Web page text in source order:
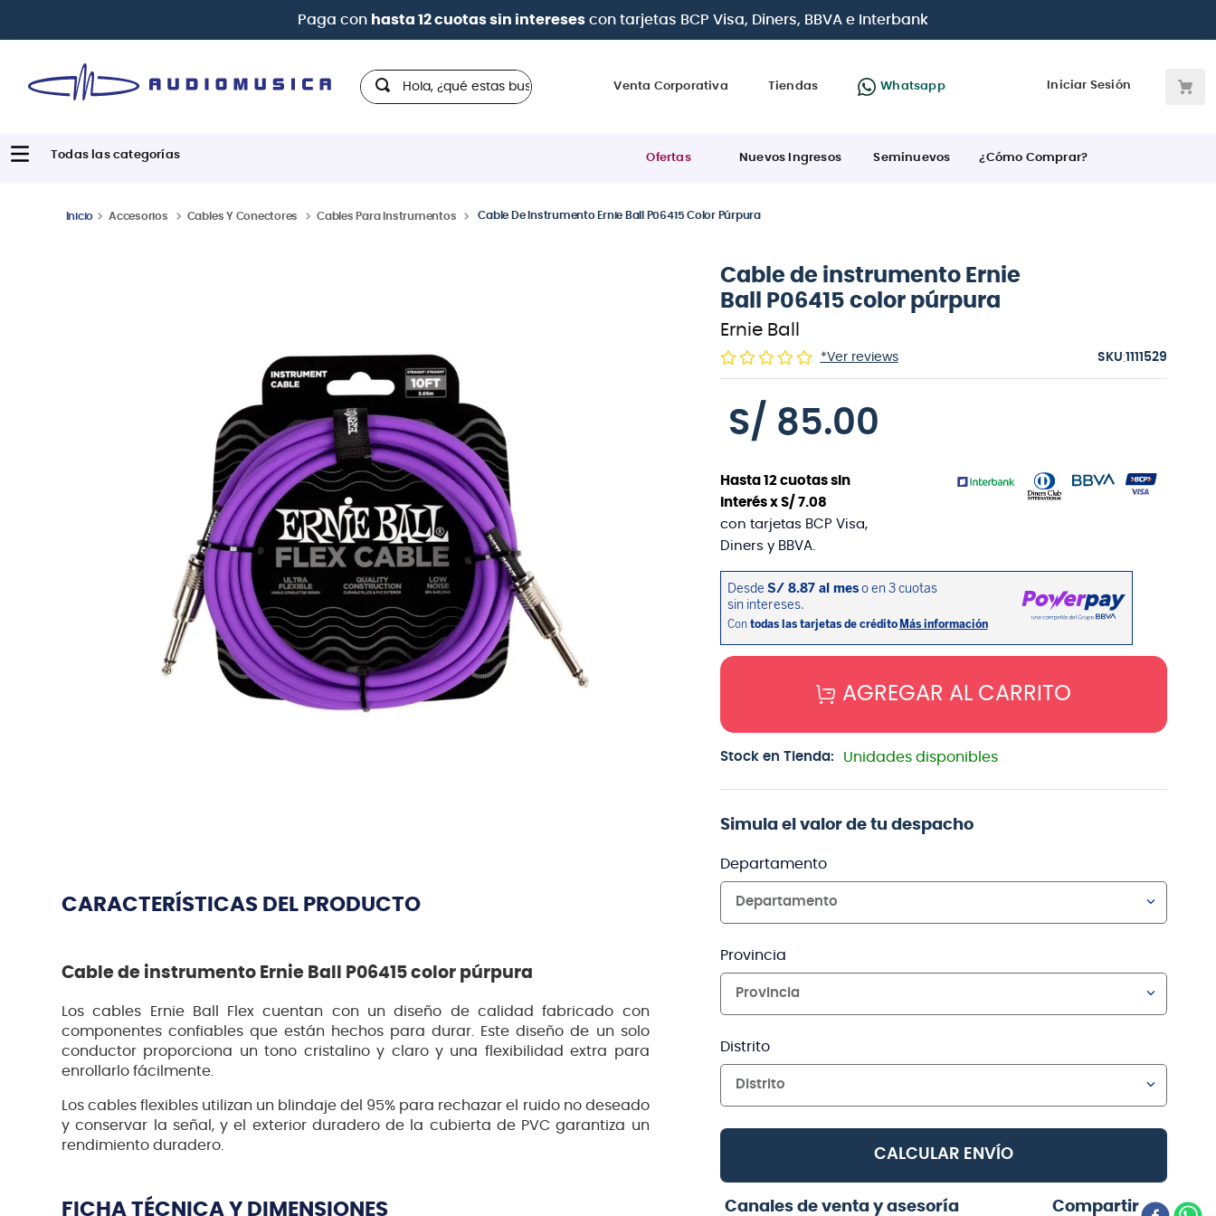
| Paga en cuotasdesde 0% de interéscon todas las tarjetas de crédito
Hola, ¿qué estas buscando?
Venta Corporativa Tiendas Whatsapp Iniciar Sesión
Ofertas Nuevos Ingresos Seminuevos ¿Cómo Comprar?
Accesorios Cables Y Conectores Cables Para Instrumentos Cable De Instrumento Ernie Ball P06415 Color Púrpura
CARACTERÍSTICAS DEL PRODUCTO
Cable de instrumento Ernie Ball P06415 color púrpura
Los cables Ernie Ball Flex cuentan con un diseño de calidad fabricado con
componentes confiables que están hechos para durar. Este diseño de un solo
conductor proporciona un tono cristalino y claro y una flexibilidad extra para
enrollarlo fácilmente.
Los cables flexibles utilizan un blindaje del 95% para rechazar el ruido no deseado
y conservar la señal, y el exterior duradero de la cubierta de PVC garantiza un
rendimiento duradero.
FICHA TÉCNICA Y DIMENSIONES
Cable de instrumento Ernie
Ball P06415 color púrpura
Ernie Ball
*Ver reviews :1111529
S/ 85.00
Hasta 12cuotas sin
interés x S/ 7.08
con tarjetas BCP Visa,
Diners y BBVA.
AGREGAR AL CARRITO
Stock en Tienda: Unidades disponibles
Simula el valor de tu despacho
Departamento
Departamento
Provincia
Provincia
Distrito
Distrito
CALCULAR ENVÍO
Canales de venta y asesoría